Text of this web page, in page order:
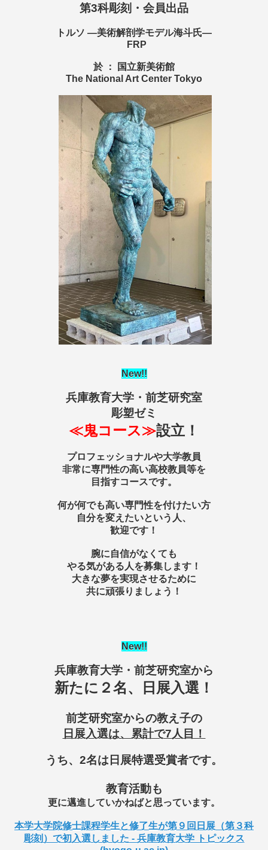
第3科彫刻・会員出品
トルソ ―美術解剖学モデル海斗氏―
FRP
於 ： 国立新美術館
The National Art Center Tokyo
New!!
兵庫教育大学・前芝研究室
彫塑ゼミ
≪鬼コース≫設立！
プロフェッショナルや大学教員
非常に専門性の高い高校教員等を
目指すコースです。
何が何でも高い専門性を付けたい方
自分を変えたいという人、
歓迎です！
腕に自信がなくても
やる気がある人を募集します！
大きな夢を実現させるために
共に頑張りましょう！
New!!
兵庫教育大学・前芝研究室から
新たに２名、日展入選！
前芝研究室からの教え子の
日展入選は、累計で7人目！
うち、2名は日展特選受賞者です。
教育活動も
更に邁進していかねばと思っています。
本学大学院修士課程学生と修了生が第９回日展（第３科
彫刻）で初入選しました - 兵庫教育大学 トピックス